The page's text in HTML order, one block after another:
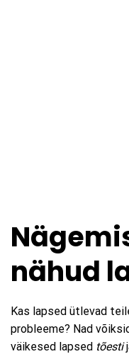
nähud
Kas lapsed ütlevad
probleeme? Nad
väikesed lapsed tõesti